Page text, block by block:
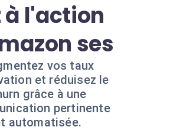
à l'action
ses
vos taux
et réduisez le
grâce à une
pertinente
automatisée.